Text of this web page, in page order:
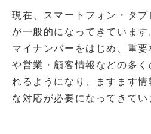
現在、スマートフォン・タブ
が一般的になってきています
マイナンバーをはじめ、重
や営業・顧客情報などの多
れるようになり、
ますます
な対応が必要になってきてい